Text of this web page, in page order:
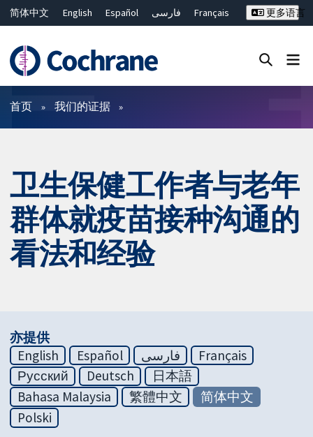
简体中文 English Español فارسی
Français
ไทย
繁體中文
更多语言
过滤
首页 我们的证据
卫生保健工作者与老年
群体就疫苗接种沟通的
看法和经验
亦提供
English
Español فارسی
Français
Русский
Deutsch
日本語
Bahasa Malaysia
繁體中文
简体中文
Polski